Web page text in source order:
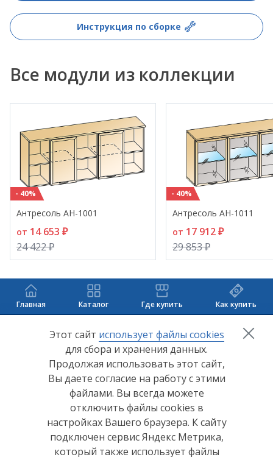
Инструкция по сборке
Все модули из коллекции
- 40%
Антресоль АН-1001
от 14 653 ₽
24 422 ₽
- 40%
Антресоль АН-1011
от 17 912 ₽
29 853 ₽
Главная Каталог Где купить Как купить
+7 (8412) 65-33-00
info@lerom.ru
Согласие на обработку персональных данных
Политика конфиденциальности
Согласие на обработку персональных данных Яндекс
Этот сайт использует файлы cookies
для сбора и хранения данных.
Продолжая использовать этот сайт,
Вы даете согласие на работу с этими
файлами. Вы всегда можете
отключить файлы cookies в
настройках Вашего браузера. К сайту
подключен сервис Яндекс Метрика,
который также использует файлы